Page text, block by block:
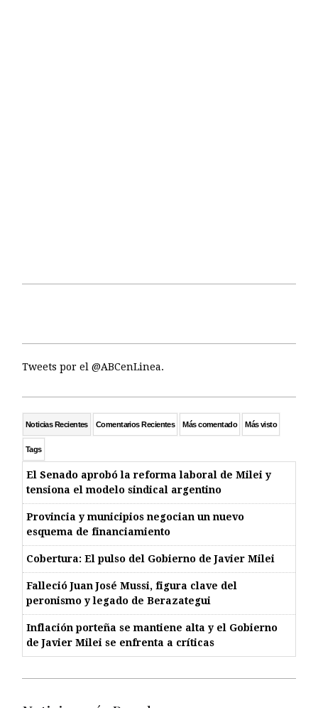
Tweets por el @ABCenLinea.
Noticias Recientes Comentarios Recientes Más comentado Más visto
Tags
El Senado aprobó la reforma laboral de Milei y
tensiona el modelo sindical argentino
Provincia y municipios negocian un nuevo
esquema de financiamiento
Cobertura: El pulso del Gobierno de Javier Milei
Falleció Juan José Mussi, figura clave del
peronismo y legado de Berazategui
Inflación porteña se mantiene alta y el Gobierno
de Javier Milei se enfrenta a críticas